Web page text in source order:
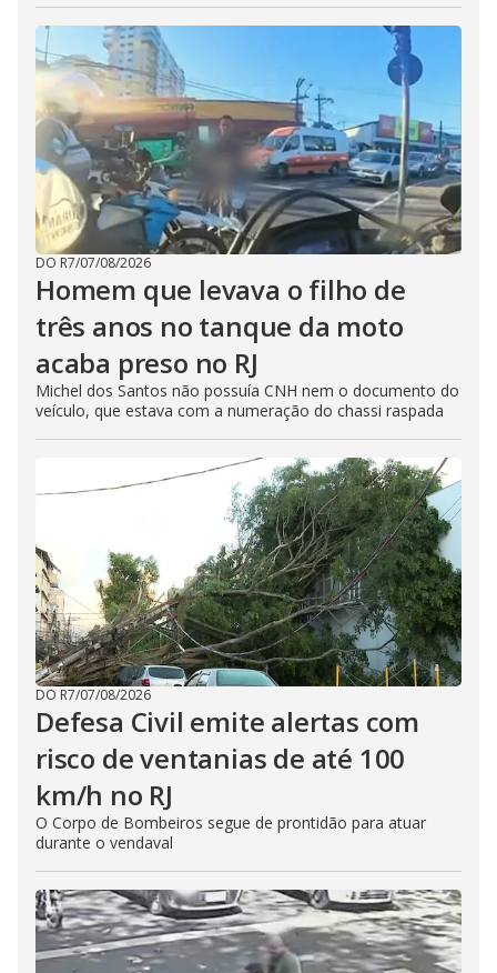
DO R7/07/08/2026
Homem que levava o filho de
três anos no tanque da moto
acaba preso no RJ
Michel dos Santos não possuía CNH nem o documento do
veículo, que estava com a numeração do chassi raspada
DO R7/07/08/2026
Defesa Civil emite alertas com
risco de ventanias de até 100
km/h no RJ
O Corpo de Bombeiros segue de prontidão para atuar
durante o vendaval